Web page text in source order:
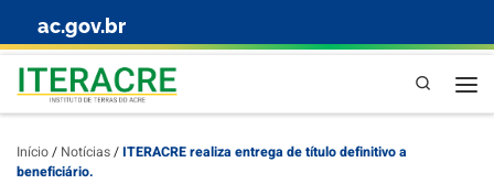
Skip to content
ac.gov.br
Pesquisa
Início/ Notícias/ITERACRE realiza entrega de título definitivo a
beneficiário.